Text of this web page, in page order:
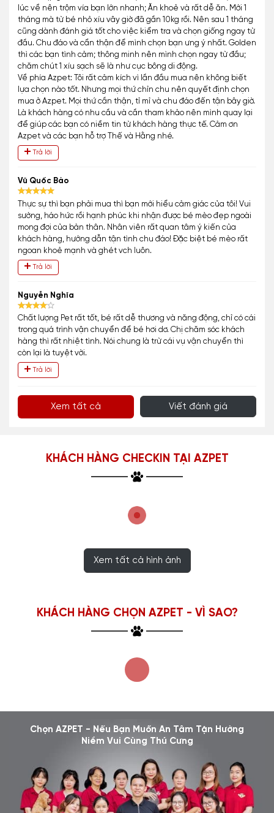
lúc về nên trộm vía bạn lớn nhanh; Ăn khoẻ và rất dễ ăn. Mới 1
tháng mà từ bé nhỏ xíu vây giờ đã gần 10kg rồi. Nên sau 1 tháng
cũng dành đánh giá tốt cho việc kiểm tra và chọn giống ngay từ
đầu. Chu đáo và cẩn thận để mình chọn bạn ưng ý nhất. Golden
thì các bạn tình cảm; thông minh nên mình chọn ngay từ đầu;
chăm chút 1 xíu sạch sẽ là như cục bông di động.
Về phía Azpet: Tôi rất cảm kích vì lần đầu mua nên không biết
lựa chọn nào tốt. Nhưng mọi thứ chỉn chu nên quyết định chọn
mua ở Azpet. Mọi thứ cần thận, tỉ mỉ và chu đáo đến tận bây giờ.
Là khách hàng có nhu cầu và cần tham khảo nên mình quay lại
để giúp các bạn có niềm tin từ khách hàng thực tế. Cảm ơn
Azpet và các bạn hỗ trợ Thế và Hằng nhé.
Trả lời
Vũ Quốc Bảo
Thực sự thì bạn phải mua thì bạn mới hiểu cảm giác của tôi! Vui
sướng, háo hức rồi hạnh phúc khi nhận được bé mèo đẹp ngoài
mong đợi của bản thân. Nhân viên rất quan tâm ý kiến của
khách hàng, hướng dẫn tận tình chu đáo! Đặc biệt bé mèo rất
ngoan khoẻ mạnh và ghét vch luôn.
Trả lời
Nguyễn Nghĩa
Chất lượng Pet rất tốt, bé rất dễ thương và năng động, chỉ có cái
trong quá trình vận chuyển để bé hơi dơ. Chị chăm sóc khách
hàng thì rất nhiệt tình. Nói chung là trừ cái vụ vận chuyển thì
còn lại là tuyệt vời.
Trả lời
Xem tất cả Viết đánh giá
KHÁCH HÀNG CHECKIN TẠI AZPET
Xem tất cả hình ảnh
KHÁCH HÀNG CHỌN AZPET - VÌ SAO?
Chọn AZPET - Nếu Bạn Muốn An Tâm Tận Hưởng
Niềm Vui Cùng Thú Cưng